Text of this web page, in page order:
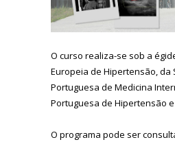
O curso realiza-se sob a
Europeia de Hipertensão, da
Portuguesa de Medicina
Portuguesa de Hipertensão
O programa pode ser